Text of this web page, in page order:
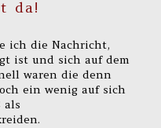
da!
ich die Nachricht,
ist und sich auf dem
waren die denn
ein wenig auf sich
als